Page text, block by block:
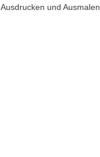
Ausdrucken und Ausmalen